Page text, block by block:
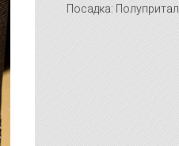
Посадка: Полупритал